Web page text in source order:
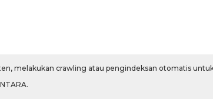
melakukan crawling atau pengindeksan otomatis